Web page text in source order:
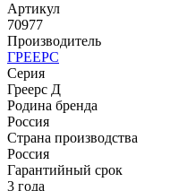
Артикул
70977
Производитель
ГРЕЕРС
Серия
Греерс Д
Родина бренда
Россия
Страна производства
Россия
Гарантийный срок
3 года